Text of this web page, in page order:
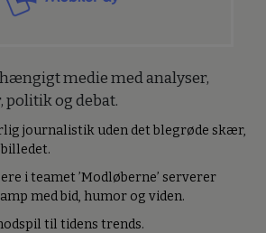
medie med analyser,
og debat.
journalistik uden det blegrøde skær,
i teamet ’Modløberne’ serverer
med bid, humor og viden.
til tidens trends.